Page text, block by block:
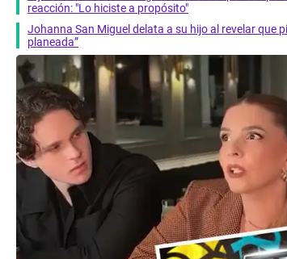
reacción: "Lo hiciste a propósito"
Johanna San Miguel delata a su hijo al revelar que
planeada”